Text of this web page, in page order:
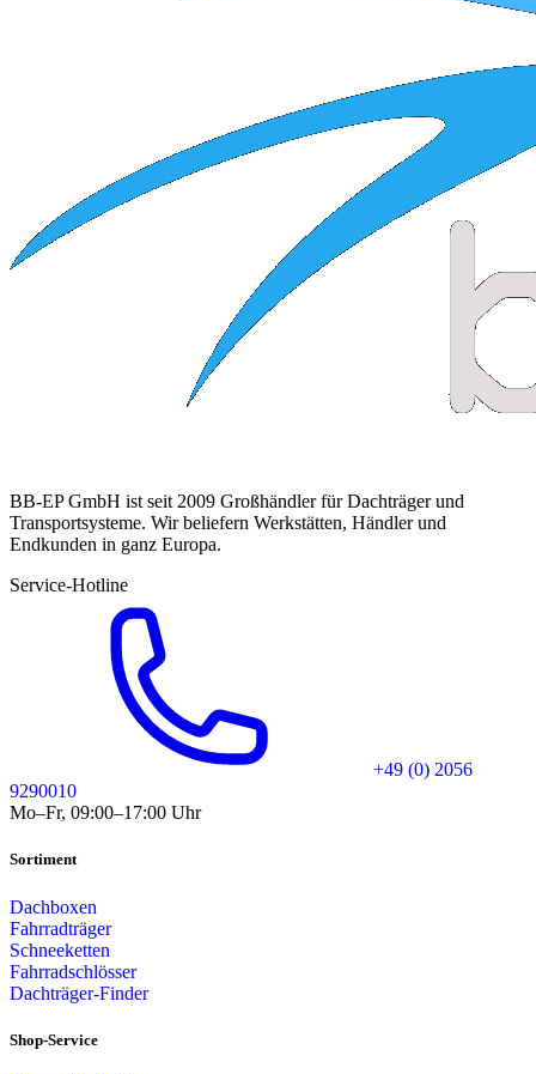
BB-EP GmbH ist seit 2009 Großhändler für Dachträger und
Transportsysteme. Wir beliefern Werkstätten, Händler und
Endkunden in ganz Europa.
Service-Hotline
+49 (0) 2056
9290010
Mo–Fr, 09:00–17:00 Uhr
Sortiment
Dachboxen
Fahrradträger
Schneeketten
Fahrradschlösser
Dachträger-Finder
Shop-Service